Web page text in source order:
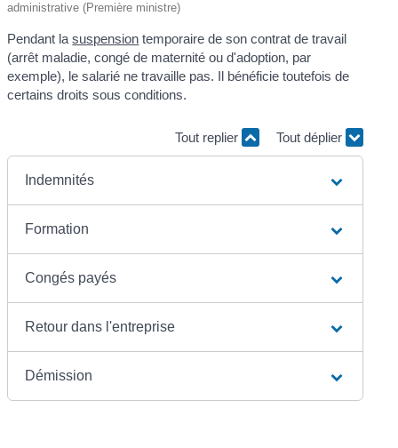
administrative (Première ministre)
Pendant lasuspension temporaire de son contrat de travail
(arrêt maladie, congé de maternité ou d'adoption, par
exemple), le salarié ne travaille pas. Il bénéficie toutefois de
certains droits sous conditions.
Tout replier Tout déplier
Indemnités
Formation
Congés payés
Retour dans l'entreprise
Démission